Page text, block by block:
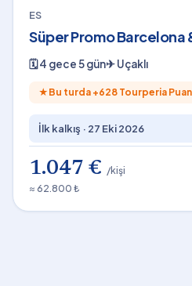
ES
Süper Promo Barcelona
🗓4 gece 5 gün✈Uçaklı
★ Bu turda +628 Tourperia Puan
İlk kalkış · 27 Eki 2026
1.047 € /kişi
≈ 62.800 ₺